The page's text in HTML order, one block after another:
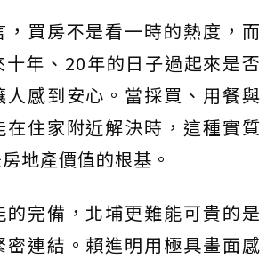
，買房不是看一時的熱度，而
年、20年的日子過起來是否
人感到安心。當採買、用餐與
在住家附近解決時，這種實質
地產價值的根基。
的完備，北埔更難能可貴的是
密連結。賴進明用極具畫面感